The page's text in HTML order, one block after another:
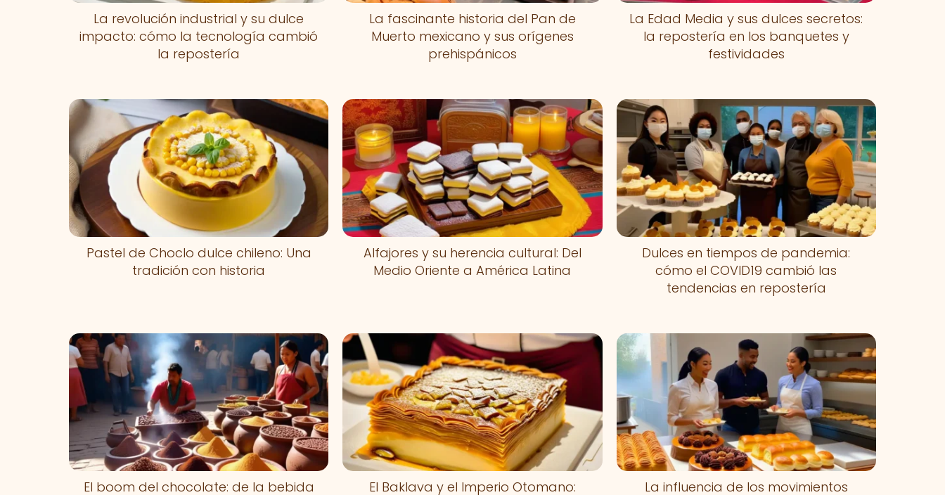
La revolución industrial y su dulce
impacto: cómo la tecnología cambió
la repostería
La fascinante historia del Pan de
Muerto mexicano y sus orígenes
prehispánicos
La Edad Media y sus dulces secretos:
la repostería en los banquetes y
festividades
Pastel de Choclo dulce chileno: Una
tradición con historia
Alfajores y su herencia cultural: Del
Medio Oriente a América Latina
Dulces en tiempos de pandemia:
cómo el COVID19 cambió las
tendencias en repostería
El boom del chocolate: de la bebida El Baklava y el Imperio Otomano: La influencia de los movimientos